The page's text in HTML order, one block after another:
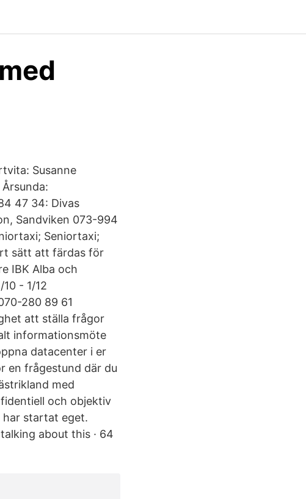
Susanne
47 34: Divas
Sandviken 073-994
Seniortaxi;
sätt att färdas för
IBK Alba och
- 1/12
280 89 61
att ställa frågor
informationsmöte
datacenter i er
en frågestund där du
med
och objektiv
startat eget.
about this · 64